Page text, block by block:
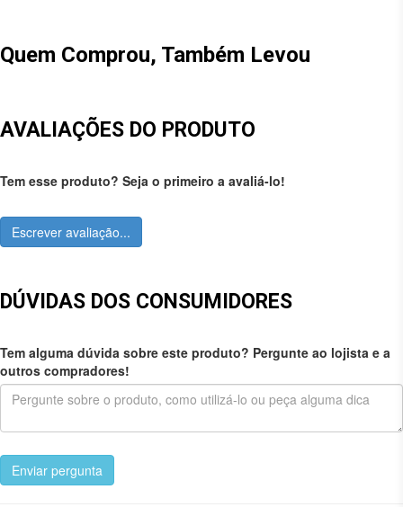
Quem Comprou, Também Levou
AVALIAÇÕES DO PRODUTO
Tem esse produto? Seja o primeiro a avaliá-lo!
Escrever avaliação...
DÚVIDAS DOS CONSUMIDORES
Tem alguma dúvida sobre este produto? Pergunte ao lojista e a
outros compradores!
Enviar pergunta